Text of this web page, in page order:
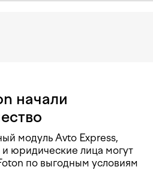
начали
модуль Avto Express,
юридические лица могут
по выгодным условиям